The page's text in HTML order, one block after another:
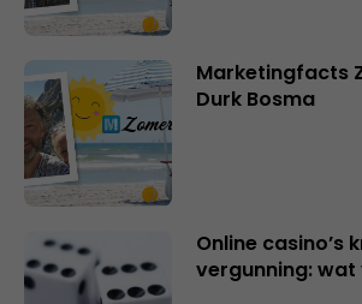
Marketingfacts
Durk Bosma
Online casino’s
vergunning: